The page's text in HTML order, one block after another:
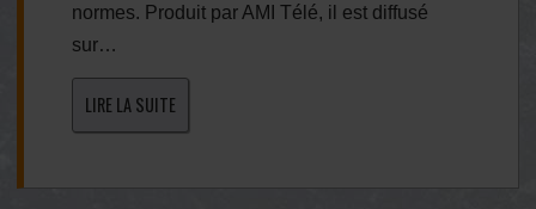
normes. Produit par AMI Télé, il est diffusé
sur…
LIRE LA SUITE